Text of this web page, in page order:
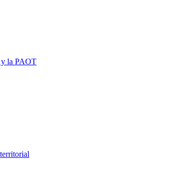
y la PAOT